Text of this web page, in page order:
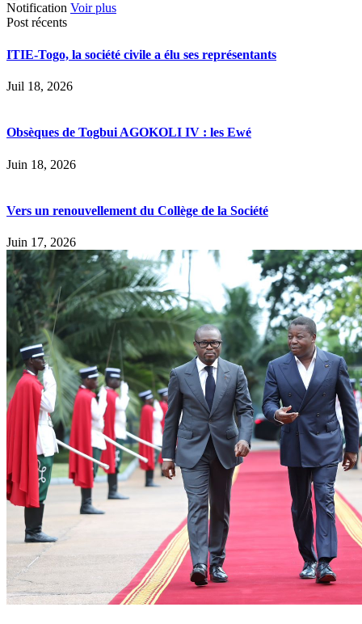
Notification Voir plus
Post récents
ITIE-Togo, la société civile a élu ses représentants
Juil 18, 2026
Obsèques de Togbui AGOKOLI IV : les Ewé
Juin 18, 2026
Vers un renouvellement du Collège de la Société
Juin 17, 2026